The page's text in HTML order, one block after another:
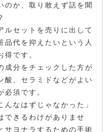
のか、取り敢えず話を聞
ルセットを売りに出して
品代を抑えたいという人
得です。
成分をチェックした方が
酸、セラミドなどがよい
須です。
なはずじゃなかった」
できるわけがありませ
サヨナラするための手術